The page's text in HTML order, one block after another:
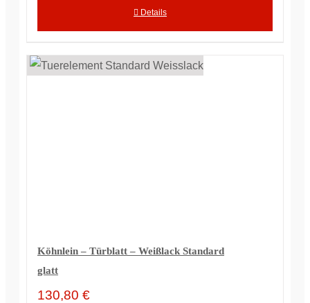
Details
Köhnlein – Türblatt – Weißlack Standard
glatt
130,80 €